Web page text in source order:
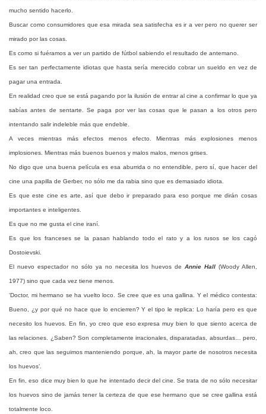
mucho sentido hacerlo.
Buscar como consumidores que esa mirada sea satisfecha es ir a ver pero no querer ser
mirado por las cosas.
Es como si fuéramos a ver un partido de fútbol sabiendo el resultado de antemano.
Es ser tan perfectamente idiotas que hasta sería merecido cobrar un sueldo en vez de
pagar una entrada.
En realidad creo que se está pagando por la ilusión de entrar al cine a confirmar lo que ya
sabías antes de sentarte. Se paga por ver las cosas que le pasan a los otros pero
intentando salir indeleble más que endeble.
A veces mientras más efectos menos efecto. Mientras más explosiones menos
implosiones. Mientras más buenos buenos y malos malos, menos grises.
No digo que una buena película es esa aburrida o no entendible, pero sí, que hacer del
cine una papilla de Gerber, no sólo me da rabia sino que es demasiado idiota.
Es que este cine es arte, así que debo ir preparado para eso porque me dirán cosas
importantes e inteligentes.
Es que no me gusta el cine iraní.
Es que los franceses se la pasan hablando todo el rato y a los rusos se los cagó
Dostoievski.
El nuevo espectador no sólo ya no necesita los huevos deAnnie Hall (Woody Allen,
1977) sino que cada vez tiene menos.
‘Doctor, mi hermano se ha vuelto loco. Se cree que es una gallina. Y el médico contesta:
Bueno, ¿y por qué no hace que lo encierren? Y el tipo le replica: Lo haría pero es que
necesito los huevos. En fin, yo creo que eso expresa muy bien lo que siento acerca de
las relaciones. ¿Saben? Son completamente irracionales, disparatadas, absurdas… pero,
ah, creo que las seguimos manteniendo porque, ah, la mayor parte de nosotros necesita
los huevos’.
En fin, eso dice muy bien lo que he intentado decir del cine. Se trata de no sólo necesitar
los huevos sino de jamás tener la certeza de que ese hermano que se cree gallina está
totalmente loco.